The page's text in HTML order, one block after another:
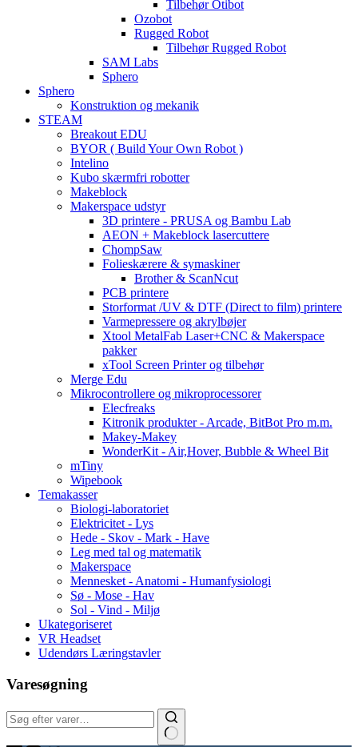
Tilbehør Otibot
Ozobot
Rugged Robot
Tilbehør Rugged Robot
SAM Labs
Sphero
Sphero
Konstruktion og mekanik
STEAM
Breakout EDU
BYOR ( Build Your Own Robot )
Intelino
Kubo skærmfri robotter
Makeblock
Makerspace udstyr
3D printere - PRUSA og Bambu Lab
AEON + Makeblock lasercuttere
ChompSaw
Folieskærere & symaskiner
Brother & ScanNcut
PCB printere
Storformat /UV & DTF (Direct to film) printere
Varmepressere og akrylbøjer
Xtool MetalFab Laser+CNC & Makerspace
pakker
xTool Screen Printer og tilbehør
Merge Edu
Mikrocontrollere og mikroprocessorer
Elecfreaks
Kitronik produkter - Arcade, BitBot Pro m.m.
Makey-Makey
WonderKit - Air,Hover, Bubble & Wheel Bit
mTiny
Wipebook
Temakasser
Biologi-laboratoriet
Elektricitet - Lys
Hede - Skov - Mark - Have
Leg med tal og matematik
Makerspace
Mennesket - Anatomi - Humanfysiologi
Sø - Mose - Hav
Sol - Vind - Miljø
Ukategoriseret
VR Headset
Udendørs Læringstavler
Varesøgning
Søg: